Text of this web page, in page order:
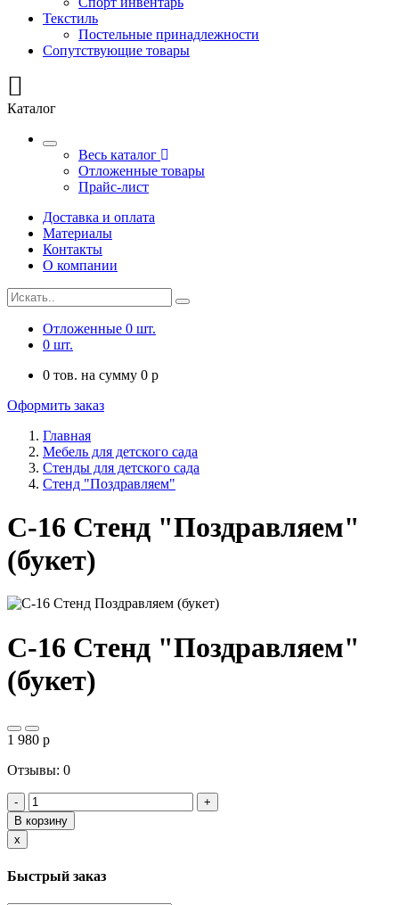
Текстиль
Постельные принадлежности
Сопутствующие товары
Каталог
Весь каталог
Отложенные товары
Прайс-лист
Доставка и оплата
Материалы
Контакты
О компании
Отложенные 0 шт.
0 шт.
0 тов. на сумму 0 p
Оформить заказ
Главная
Мебель для детского сада
Стенды для детского сада
Стенд "Поздравляем"
С-16 Стенд "Поздравляем"
(букет)
С-16 Стенд "Поздравляем"
(букет)
1 980 p
Отзывы: 0
-
+
В корзину
x
Быстрый заказ